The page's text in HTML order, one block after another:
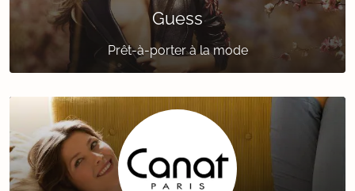
Guess
Prêt-à-porter à la mode